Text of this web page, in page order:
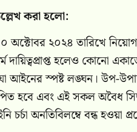
করা হলো:
অক্টোবর ২০২৪ তারিখে
দায়িত্বপ্রাপ্ত হলেও
যা আইনের স্পষ্ট লঙ্ঘন। উপ-
হবে এবং এই সকল অবৈধ
চর্চা অনতিবিলম্বে বন্ধ হওয়া